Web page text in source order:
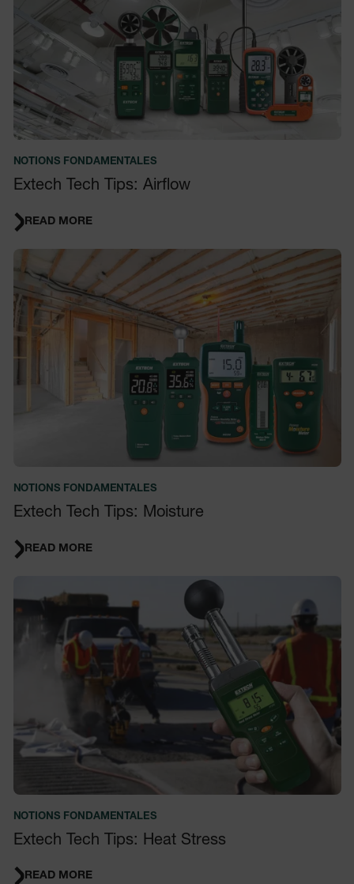
NOTIONS FONDAMENTALES
Extech Tech Tips: Airflow
READ MORE
NOTIONS FONDAMENTALES
Extech Tech Tips: Moisture
READ MORE
NOTIONS FONDAMENTALES
Extech Tech Tips: Heat Stress
READ MORE